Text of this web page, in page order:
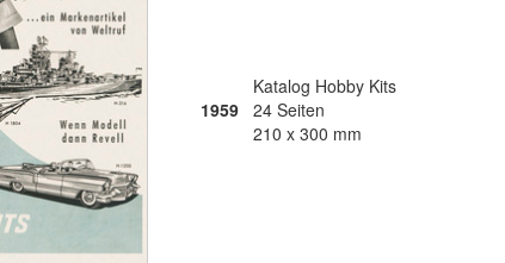
1959
Katalog Hobby Kits
24 Seiten
210 x 300 mm